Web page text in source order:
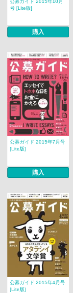
公募ガイド 2015年10月
号 [Lite版]
購入
公募ガイド 2015年7月号
[Lite版]
購入
公募ガイド 2015年4月号
[Lite版]